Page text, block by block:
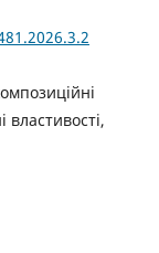
властивості,